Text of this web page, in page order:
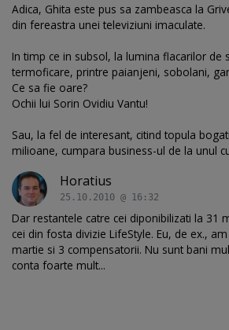
Adica, Ghita este pus sa zambeasca la
din fereastra unei televiziuni imaculate.
In timp ce in subsol, la lumina flacarilor de
termoficare, printre paianjeni, sobolani,
Ce sa fie oare?
Ochii lui Sorin Ovidiu Vantu!
Sau, la fel de interesant, citind topula
milioane, cumpara business-ul de la unul
Horatius
25.10.2010 @ 16:32
Dar restantele catre cei diponibilizati la 31
cei din fosta divizie LifeStyle. Eu, de ex.,
martie si 3 compensatorii. Nu sunt bani
conta foarte mult...